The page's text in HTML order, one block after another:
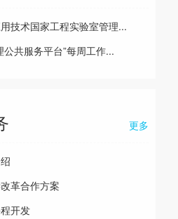
技术国家工程实验室管理...
公共服务平台”每周工作...
更多
革合作方案
开发